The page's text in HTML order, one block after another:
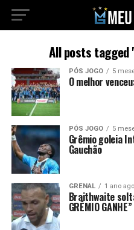
All posts tagged
PÓS JOGO 5
O melhor
PÓS JOGO 5
Grêmio goleia
Gauchão
GRENAL 1 ano ago
Braithwaite solta
GRÊMIO GANHE”